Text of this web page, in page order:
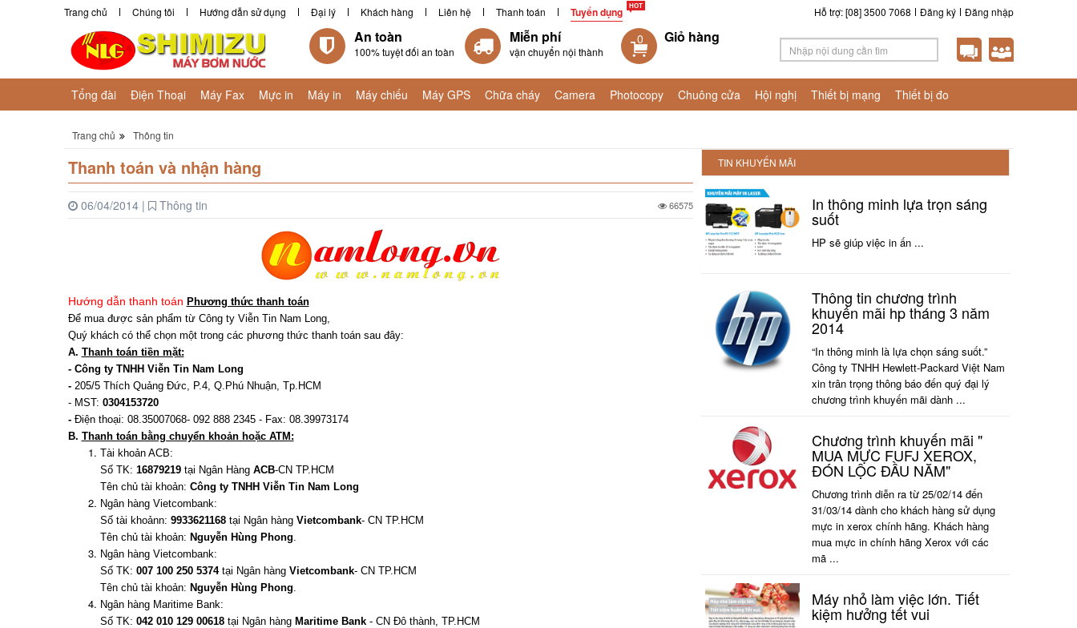
Trang chủ Chúng tôi Hướng dẫn sử dụng Đại lý Khách hàng Liên hệ Thanh toán Tuyển dụng Đăng nhập
Đăng ký
Hỗ trợ: [08] 3500 7068
An toàn
100% tuyệt đối an toàn
Miễn phí
vận chuyển nội thành
0 Giỏ hàng
Tổng đài Điện Thoại Máy Fax Mực in Máy in Máy chiếu Máy GPS Chữa cháy Camera Photocopy Chuông cửa Hội nghị Thiết bị mạng Thiết bị đo
Trang chủ Thông tin
Thanh toán và nhận hàng
06/04/2014| Thông tin 66575
Hướng dẫn thanh toán Phương thức thanh toán
Để mua được sản phẩm từ Công ty Viễn Tin Nam Long,
Quý khách có thể chọn một trong các phương thức thanh toán sau đây:
A. Thanh toán tiền mặt:
- Công ty TNHH Viễn Tin Nam Long
- 205/5 Thích Quảng Đức, P.4, Q.Phú Nhuận, Tp.HCM
- MST: 0304153720
- Điện thoại: 08.35007068- 092 888 2345 - Fax: 08.39973174
B. Thanh toán bằng chuyển khoản hoặc ATM:
Tài khoản ACB:
Số TK: 16879219tại Ngân Hàng ACB-CN TP.HCM
Tên chủ tài khoản: Công ty TNHH Viễn Tin Nam Long
Ngân hàng Vietcombank:
Số tài khoảnn: 9933621168 tại Ngân hàngVietcombank- CN TP.HCM
Tên chủ tài khoản: Nguyễn Hùng Phong.
Ngân hàng Vietcombank:
Số TK: 007 100 250 5374 tại Ngân hàngVietcombank- CN TP.HCM
Tên chủ tài khoản: Nguyễn Hùng Phong.
Ngân hàng Maritime Bank:
Số TK: 042 010 129 00618 tại Ngân hàngMaritime Bank - CN Đô thành, TP.HCM
TIN KHUYẾN MÃI
In thông minh lựa trọn sáng
suốt
HP sẽ giúp việc in ấn ...
Thông tin chương trình
khuyến mãi hp tháng 3 năm
2014
“In thông minh là lựa chọn sáng suốt.”
Công ty TNHH Hewlett-Packard Việt Nam
xin trân trọng thông báo đến quý đại lý
chương trình khuyến mãi dành ...
Chương trình khuyến mãi "
MUA MỰC FUFJ XEROX,
ĐÓN LỘC ĐẦU NĂM"
Chương trình diễn ra từ 25/02/14 đến
31/03/14 dành cho khách hàng sử dụng
mực in xerox chính hãng. Khách hàng
mua mực in chính hãng Xerox với các
mã ...
Máy nhỏ làm việc lớn. Tiết
kiệm hưởng tết vui